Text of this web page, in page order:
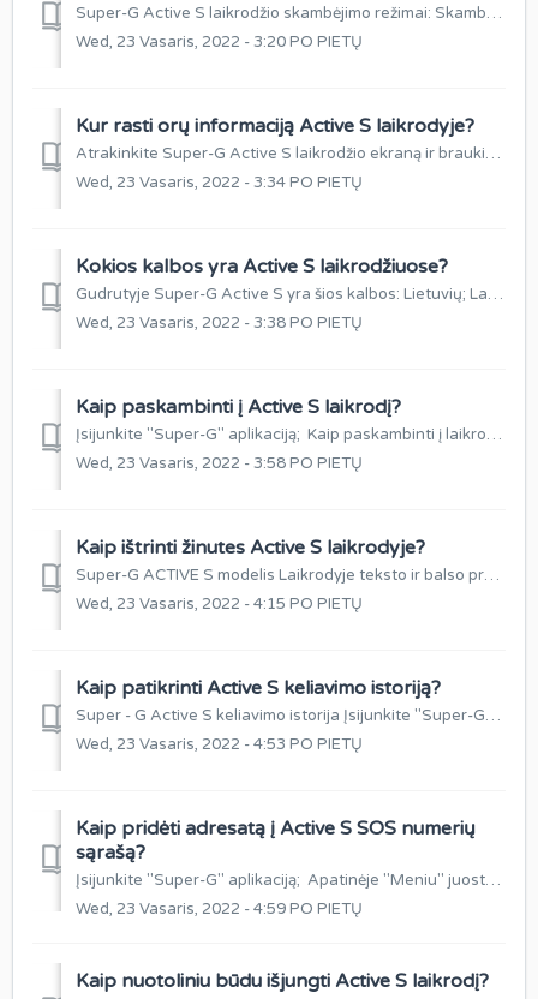
Super-G Active S laikrodžio skambėjimo režimai: Skambėjimas ir vibracija Vibracija Begarsis Norėdami pakeisti skambėjimo režimą Super-G Active S la...
Wed, 23 Vasaris, 2022 - 3:20 PO PIETŲ
Kur rasti orų informaciją Active S laikrodyje?
Atrakinkite Super-G Active S laikrodžio ekraną ir braukite per ekraną iš viršaus į apačią. Laikrodis rodo orų informaciją realiu laiku.
Wed, 23 Vasaris, 2022 - 3:34 PO PIETŲ
Kokios kalbos yra Active S laikrodžiuose?
Gudrutyje Super-G Active S yra šios kalbos: Lietuvių; Latvių; Estų; Anglų; Prancūzų; Ispanų; Lenkų; Vokiečių; Rusų.
Wed, 23 Vasaris, 2022 - 3:38 PO PIETŲ
Kaip paskambinti į Active S laikrodį?
Įsijunkite "Super-G" aplikaciją; Kaip paskambinti į laikrodį? Apatinėje "Meniu" juostoje pasirinkite funkciją "Skambučiai";...
Wed, 23 Vasaris, 2022 - 3:58 PO PIETŲ
Kaip ištrinti žinutes Active S laikrodyje?
Super-G ACTIVE S modelis Laikrodyje teksto ir balso pranešimai išsitrina automatiškai, todėl patiems jų ištrinti galimybės nėra. Laikrodis savo atmintyj...
Wed, 23 Vasaris, 2022 - 4:15 PO PIETŲ
Kaip patikrinti Active S keliavimo istoriją?
Super - G Active S keliavimo istorija Įsijunkite "Super-G" aplikaciją; Apatinėje "Meniu" juostoje pasirinkite funkciją "Da...
Wed, 23 Vasaris, 2022 - 4:53 PO PIETŲ
Kaip pridėti adresatą į Active S SOS numerių
sąrašą?
Įsijunkite "Super-G" aplikaciją; Apatinėje "Meniu" juostoje pasirinkite funkciją "Daugiau": Funkcijų sąraše pasirinkite ...
Wed, 23 Vasaris, 2022 - 4:59 PO PIETŲ
Kaip nuotoliniu būdu išjungti Active S laikrodį?